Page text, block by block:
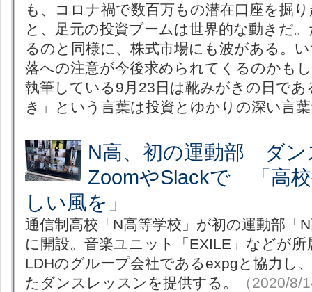
も、コロナ禍で数百万もの潜在口座を掘
と、足元の投資ブームは世界的な動きだ
るのと同様に、株式市場にも波がある。
落への注意が今後求められてくるのかも
執筆している9月23日は靴みがきの日で
き」という言葉は投資とゆかりの深い言
N高、初の運動部 ダン
ZoomやSlackで 「高
しい風を」
通信制高校「N高等学校」が初の運動部「
に開設。音楽ユニット「EXILE」などが所
LDHのグループ会社であるexpgと協力し
たダンスレッスンを提供する。
（2020/8/